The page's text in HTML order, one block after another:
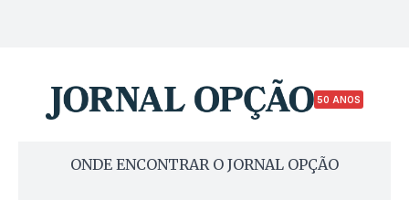
50 ANOS
ONDE ENCONTRAR O JORNAL OPÇÃO